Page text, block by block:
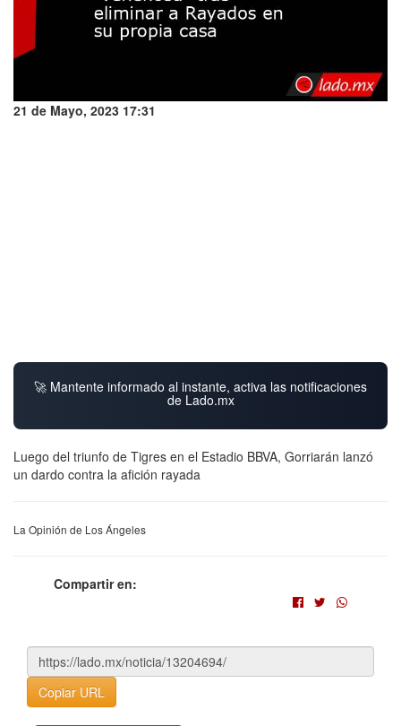
21 de Mayo, 2023 17:31
🚀 Mantente informado al instante, activa las notificaciones
de Lado.mx
Luego del triunfo de Tigres en el Estadio BBVA, Gorriarán lanzó
un dardo contra la afición rayada
La Opinión de Los Ángeles
Compartir en:
Copiar URL